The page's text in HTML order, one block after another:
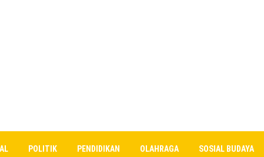
POLITIK PENDIDIKAN OLAHRAGA SOSIAL BUDAYA